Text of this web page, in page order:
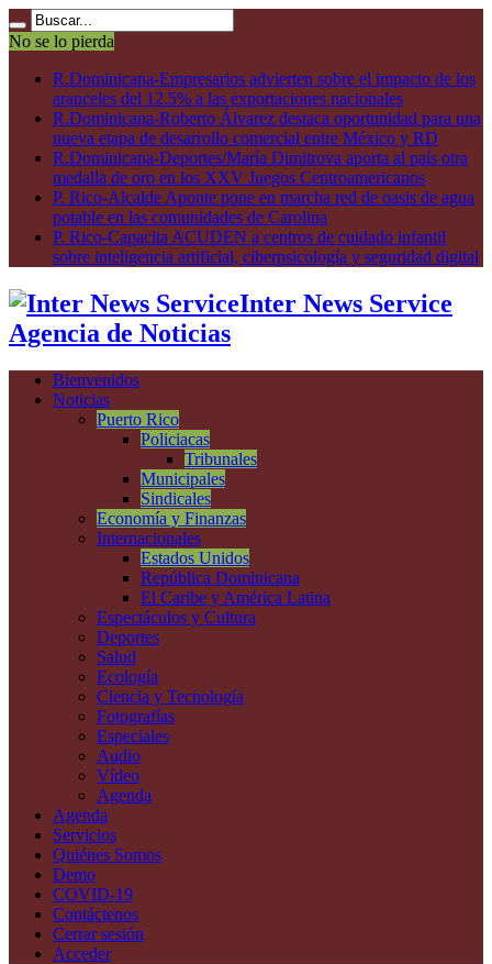
No se lo pierda
R.Dominicana-Empresarios advierten sobre el impacto de los
aranceles del 12.5% a las exportaciones nacionales
R.Dominicana-Roberto Álvarez destaca oportunidad para una
nueva etapa de desarrollo comercial entre México y RD
R.Dominicana-Deportes/María Dimitrova aporta al país otra
medalla de oro en los XXV Juegos Centroamericanos
P. Rico-Alcalde Aponte pone en marcha red de oasis de agua
potable en las comunidades de Carolina
P. Rico-Capacita ACUDEN a centros de cuidado infantil
sobre inteligencia artificial, ciberpsicología y seguridad digital
Inter News Service
Agencia de Noticias
Bienvenidos
Noticias
Puerto Rico
Policiacas
Tribunales
Municipales
Sindicales
Economía y Finanzas
Internacionales
Estados Unidos
República Dominicana
El Caribe y América Latina
Espectáculos y Cultura
Deportes
Salud
Ecología
Ciencia y Tecnología
Fotografías
Especiales
Audio
Vídeo
Agenda
Agenda
Servicios
Quiénes Somos
Demo
COVID-19
Contáctenos
Cerrar sesión
Acceder